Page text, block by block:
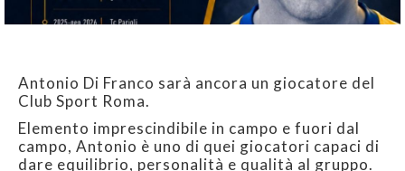
Antonio Di Franco sarà ancora un giocatore del
Club Sport Roma.
Elemento imprescindibile in campo e fuori dal
campo, Antonio è uno di quei giocatori capaci di
dare equilibrio, personalità e qualità al gruppo.